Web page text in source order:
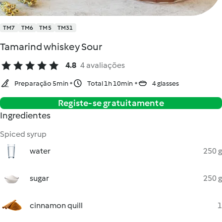
TM7 TM6 TM5 TM31
Tamarind whiskey Sour
4.8 4 avaliações
Preparação 5min Total 1h 10min 4 glasses
Registe-se gratuitamente
Ingredientes
Spiced syrup
water
250 g
sugar 250 g
cinnamon quill 1